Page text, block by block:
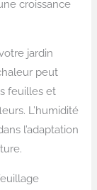
croissance
jardin
peut
feuilles et
L’humidité
l’adaptation